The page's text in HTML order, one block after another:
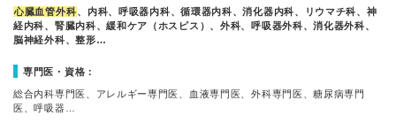
心臓血管外科、内科、呼吸器内科、循環器内科、消化器内科、リウマチ科、神
経内科、腎臓内科、緩和ケア（ホスピス）、外科、呼吸器外科、消化器外科、
脳神経外科、整形…
専門医・資格：
総合内科専門医、アレルギー専門医、血液専門医、外科専門医、糖尿病専門
医、呼吸器…